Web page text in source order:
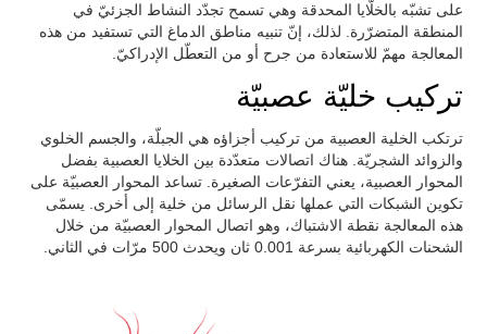
على تشبّه بالخلّايا المحدقة وهي تسمح تجدّد النشاط الجزئيّ في
المنطقة المتضرّرة. لذلك، إنّ تنبيه مناطق الدماغ التي تستفيد من هذه
المعالجة مهمّ للاستعادة من جرح أو من التعطّل الإدراكيّ.
تركيب خليّة عصبيّة
ترتكب الخلية العصبية من تركيب أجزاؤه هي الجبلّة، والجسم الخلوي
والزوائد الشجريّة. هناك اتصالات متعدّدة بين الخلايا العصبية بفضل
المحوار العصبية، يعني التفرّعات الصغيرة. تساعد المحوار العصبيّة على
تكوين الشبكات التي عملها نقل الرسائل من خلية إلى أخرى. يسمّى
هذه المعالجة نقطة الاشتباك، وهو اتصال المحوار العصبيّة من خلال
الشحنات الكهربائية بسرعة 0.001 ثان ويحدث 500 مرّات في الثاني.